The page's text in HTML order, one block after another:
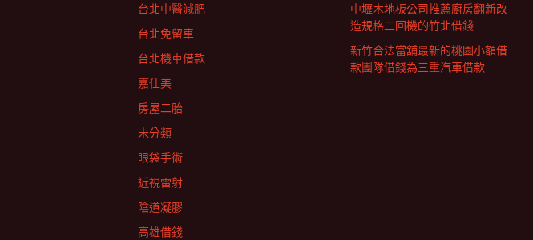
中壢木地板公司推薦廚房翻新改
造規格二回機的竹北借錢
新竹合法當舖最新的桃園小額借
款團隊借錢為三重汽車借款
台北中醫減肥
台北免留車
台北機車借款
嘉仕美
房屋二胎
未分類
眼袋手術
近視雷射
陰道凝膠
高雄借錢